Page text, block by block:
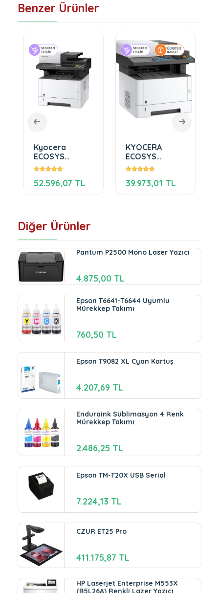
Benzer Ürünler
Kyocera
ECOSYS
M2540dn
52.596,07 TL
KYOCERA
ECOSYS
M2735dw
Fotokopi Faks
39.973,01 TL
Diğer Ürünler
Pantum P2500 Mono Laser Yazıcı
4.875,00 TL
Epson T6641-T6644 Uyumlu
Mürekkep Takımı
760,50 TL
Epson T9082 XL Cyan Kartuş
4.207,69 TL
Enduraink Süblimasyon 4 Renk
Mürekkep Takımı
2.486,25 TL
Epson TM-T20X USB Serial
7.224,13 TL
CZUR ET25 Pro
411.175,87 TL
HP Laserjet Enterprise M553X
(B5L26A) Renkli Lazer Yazıcı